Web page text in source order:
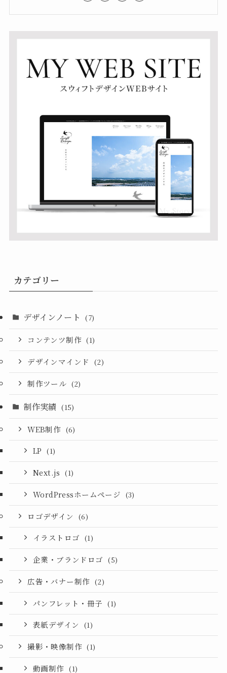
カテゴリー
デザインノート (7)
コンテンツ制作 (1)
デザインマインド (2)
制作ツール (2)
制作実績 (15)
WEB制作 (6)
LP (1)
Next.js (1)
WordPressホームページ (3)
ロゴデザイン (6)
イラストロゴ (1)
企業・ブランドロゴ (5)
広告・バナー制作 (2)
パンフレット・冊子 (1)
表紙デザイン (1)
撮影・映像制作 (1)
動画制作 (1)